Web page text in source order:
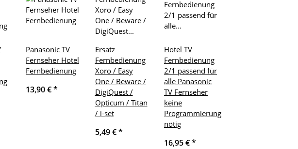
Panasonic TV
Fernseher Hotel
Fernbedienung
13,90 €*
Ersatz
Fernbedienung
Xoro / Easy
One / Beware /
DigiQuest /
Opticum / Titan
/ i-set
5,49 €*
Hotel TV
Fernbedienung
2/1 passend für
alle Panasonic
TV Fernseher
keine
Programmierung
nötig
16,95 €*